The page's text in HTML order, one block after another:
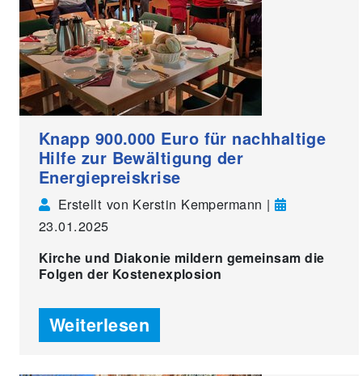
Knapp 900.000 Euro für nachhaltige
Hilfe zur Bewältigung der
Energiepreiskrise
Erstellt von Kerstin Kempermann |
23.01.2025
Kirche und Diakonie mildern gemeinsam die
Folgen der Kostenexplosion
Weiterlesen